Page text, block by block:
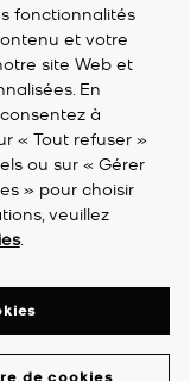
fonctionnalités
et votre
site Web et
En
à
« Tout refuser »
ou sur « Gérer
» pour choisir
veuillez
.
de cookies